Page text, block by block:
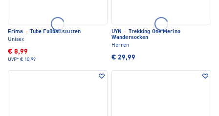
Erima ·
Tube Fußballstutzen
Unisex
€ 8,99
UVP* € 10,99
UYN ·
Trekking One Merino
Wandersocken
Herren
€ 29,99